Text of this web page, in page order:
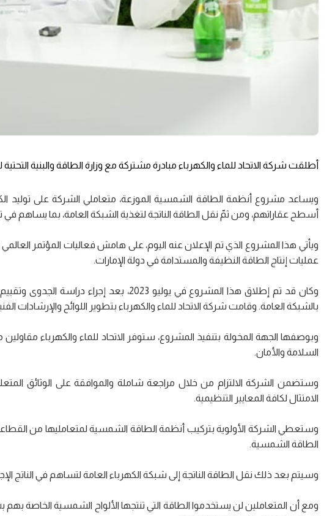
أطلقت شركة الاتحاد للماء والكهرباء مبادرة مشتركة مع وزارة الطاقة والبنية
ويساعد مشروع أنظمة الطاقة الشمسية الموزعة، متعاملي الشركة على توليد
أسطح عقاراتهم، ومن ثمّ نقل الطاقة الناتجة لتغذية الشبكة العامة، بما يساهم في
عمليات إنتاج الطاقة النظيفة والمستدامة في دولة الإمارات.
وكان قد تم إطلاق هذا المشروع في يوليو 2023،
بالشبكة العامة. وقامت شركة الاتحاد للماء والكهرباء بتطوير اللوائح والإرشادات
وبوصفها الجهة المخولة بتنفيذ المشروع، ستوفر الاتحاد للماء والكهرباء
السلامة والأمان.
وستضمن الشركة الالتزام من خلال مراجعة شاملة والموافقة على الوثائق
الامتثال لكافة المعايير التنظيمية.
وستعطي الشركة الأولوية بتركيب أنظمة الطاقة الشمسية لمتعامليها من
الطاقة الشمسية.
وسيتم بعد ذلك نقل الطاقة الناتجة إلى شبكة الكهرباء العامة لتساهم في الناتج
ومع أن المتعاملين لن يستخدموا الطاقة التي تنتجها الألواح الشمسية الخاصة